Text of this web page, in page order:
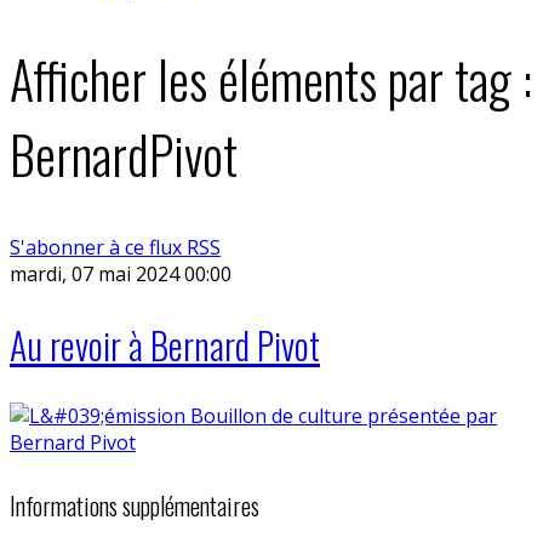
Afficher les éléments par tag :
BernardPivot
S'abonner à ce flux RSS
mardi, 07 mai 2024 00:00
Au revoir à Bernard Pivot
Informations supplémentaires